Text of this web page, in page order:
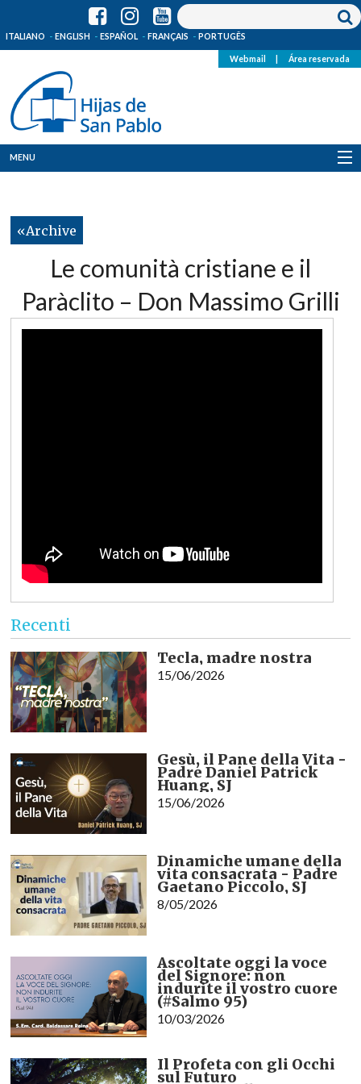
ITALIANO ENGLISH ESPAÑOL FRANÇAIS PORTUGÊS
Webmail Área reservada
MENU
Dónde estamos
Recursos
Archive
Le comunità cristiane e il
Paràclito – Don Massimo Grilli
Recenti
Tecla, madre nostra
15/06/2026
Gesù, il Pane della Vita -
Padre Daniel Patrick
Huang, SJ
15/06/2026
Dinamiche umane della
vita consacrata - Padre
Gaetano Piccolo, SJ
8/05/2026
Ascoltate oggi la voce
del Signore: non
indurite il vostro cuore
(#Salmo 95)
10/03/2026
Il Profeta con gli Occhi
sul Futuro